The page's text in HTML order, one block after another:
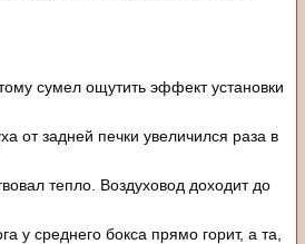
сумел ощутить эффект установки
от задней печки увеличился раза в
тепло. Воздуховод доходит до
у среднего бокса прямо горит, а та,